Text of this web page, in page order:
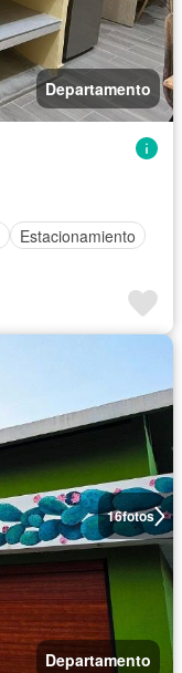
Departamento
Estacionamiento
16fotos
Departamento